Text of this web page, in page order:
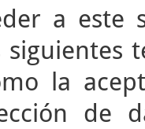
a
siguientes
la
de